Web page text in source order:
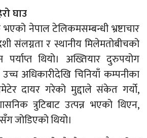
घाउ
नेपाल टेलिकमसम्बन्धी भ्रष्टाचार
संलग्नता र स्थानीय मिलेमतोबीचको
थियो। अख्तियार दुरुपयोग
अधिकारीदेखि चिनियाँ कम्पनीका
दायर गरेको मुद्दाले संकेत गर्यो,
त्रुटिबाट उत्पन्न भएको थिएन,
जोडिएको थियो।